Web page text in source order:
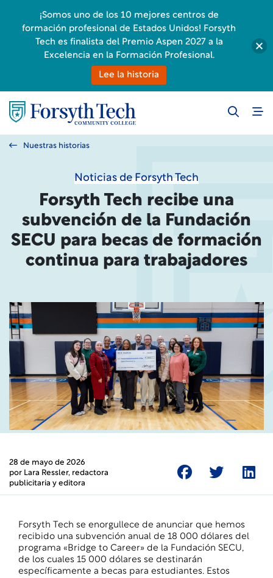
Nuestras historias
Noticias de Forsyth Tech
Forsyth Tech recibe una
subvención de la Fundación
SECU para becas de formación
continua para trabajadores
28 de mayo de 2026
por Lara Ressler, redactora
publicitaria y editora
Forsyth Tech se enorgullece de anunciar que hemos
recibido una subvención anual de 18 000 dólares del
programa «Bridge to Career» de la Fundación SECU,
de los cuales 15 000 dólares se destinarán
específicamente a becas para estudiantes. Estos
¡Somos uno de los 10 mejores centros de
formación profesional de Estados Unidos! Forsyth
Tech es finalista del Premio Aspen 2027 a la
Excelencia en la Formación Profesional.
Lee la historia